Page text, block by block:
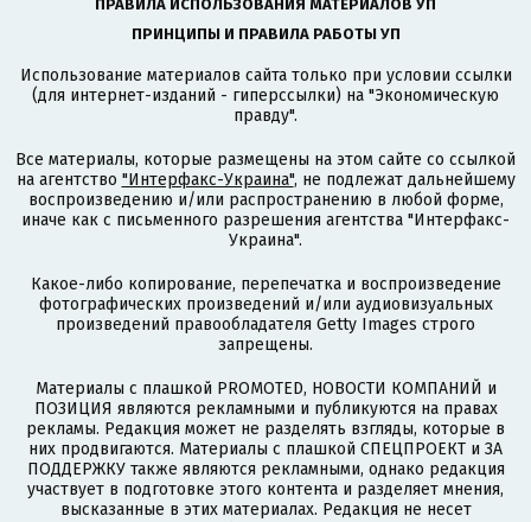
ПРАВИЛА ИСПОЛЬЗОВАНИЯ МАТЕРИАЛОВ УП
ПРИНЦИПЫ И ПРАВИЛА РАБОТЫ УП
Использование материалов сайта только при условии ссылки
(для интернет-изданий - гиперссылки) на "Экономическую
правду".
Все материалы, которые размещены на этом сайте со ссылкой
на агентство "Интерфакс-Украина", не подлежат дальнейшему
воспроизведению и/или распространению в любой форме,
иначе как с письменного разрешения агентства "Интерфакс-
Украина".
Какое-либо копирование, перепечатка и воспроизведение
фотографических произведений и/или аудиовизуальных
произведений правообладателя Getty Images строго
запрещены.
Материалы с плашкой PROMOTED, НОВОСТИ КОМПАНИЙ и
ПОЗИЦИЯ являются рекламными и публикуются на правах
рекламы. Редакция может не разделять взгляды, которые в
них продвигаются. Материалы с плашкой СПЕЦПРОЕКТ и ЗА
ПОДДЕРЖКУ также являются рекламными, однако редакция
участвует в подготовке этого контента и разделяет мнения,
высказанные в этих материалах. Редакция не несет